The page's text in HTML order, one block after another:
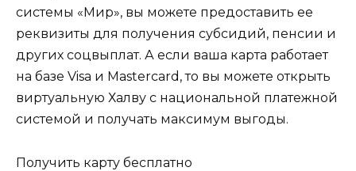
системы «Мир», вы можете предоставить ее
реквизиты для получения субсидий, пенсии и
других соцвыплат. А если ваша карта работает
на базе Visa и Mastercard, то вы можете открыть
виртуальную Халву с национальной платежной
системой и получать максимум выгоды.
Получить карту бесплатно